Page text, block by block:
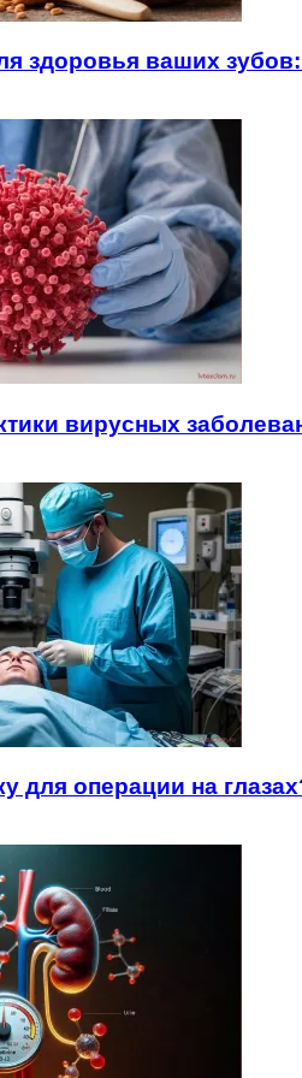
здоровья ваших
вирусных
для операции на